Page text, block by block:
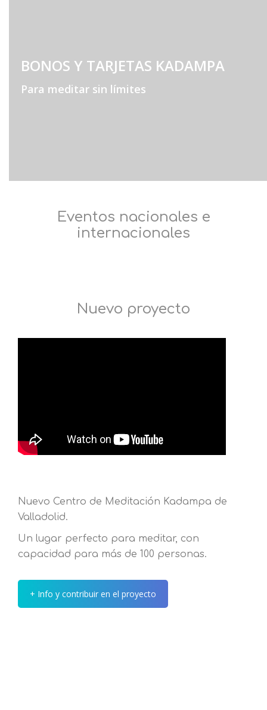
BONOS Y TARJETAS KADAMPA
Para meditar sin límites
Eventos nacionales e
internacionales
Nuevo proyecto
Nuevo Centro de Meditación Kadampa de
Valladolid.
Un lugar perfecto para meditar, con
capacidad para más de 100 personas.
+ Info y contribuir en el proyecto